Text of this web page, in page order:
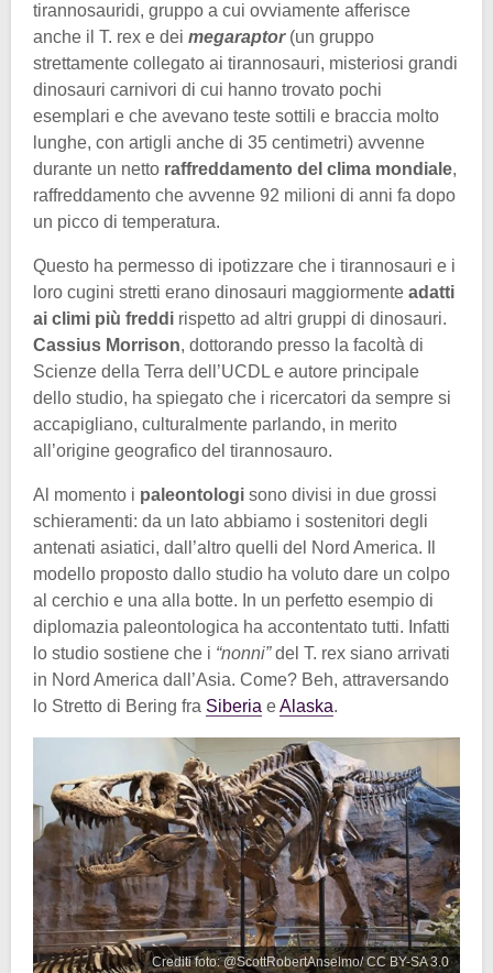
tirannosauridi, gruppo a cui ovviamente afferisce
anche il T. rex e dei megaraptor (un gruppo
strettamente collegato ai tirannosauri, misteriosi grandi
dinosauri carnivori di cui hanno trovato pochi
esemplari e che avevano teste sottili e braccia molto
lunghe, con artigli anche di 35 centimetri) avvenne
durante un netto raffreddamento del clima mondiale,
raffreddamento che avvenne 92 milioni di anni fa dopo
un picco di temperatura.
Questo ha permesso di ipotizzare che i tirannosauri e i
loro cugini stretti erano dinosauri maggiormente adatti
ai climi più freddi rispetto ad altri gruppi di dinosauri.
Cassius Morrison, dottorando presso la facoltà di
Scienze della Terra dell’UCDL e autore principale
dello studio, ha spiegato che i ricercatori da sempre si
accapigliano, culturalmente parlando, in merito
all’origine geografico del tirannosauro.
Al momento i paleontologi sono divisi in due grossi
schieramenti: da un lato abbiamo i sostenitori degli
antenati asiatici, dall’altro quelli del Nord America. Il
modello proposto dallo studio ha voluto dare un colpo
al cerchio e una alla botte. In un perfetto esempio di
diplomazia paleontologica ha accontentato tutti. Infatti
lo studio sostiene che i “nonni”del T. rex siano arrivati
in Nord America dall’Asia. Come? Beh, attraversando
lo Stretto di Bering fra Siberia eAlaska.
Crediti foto: @ScottRobertAnselmo/ CC BY-SA 3.0